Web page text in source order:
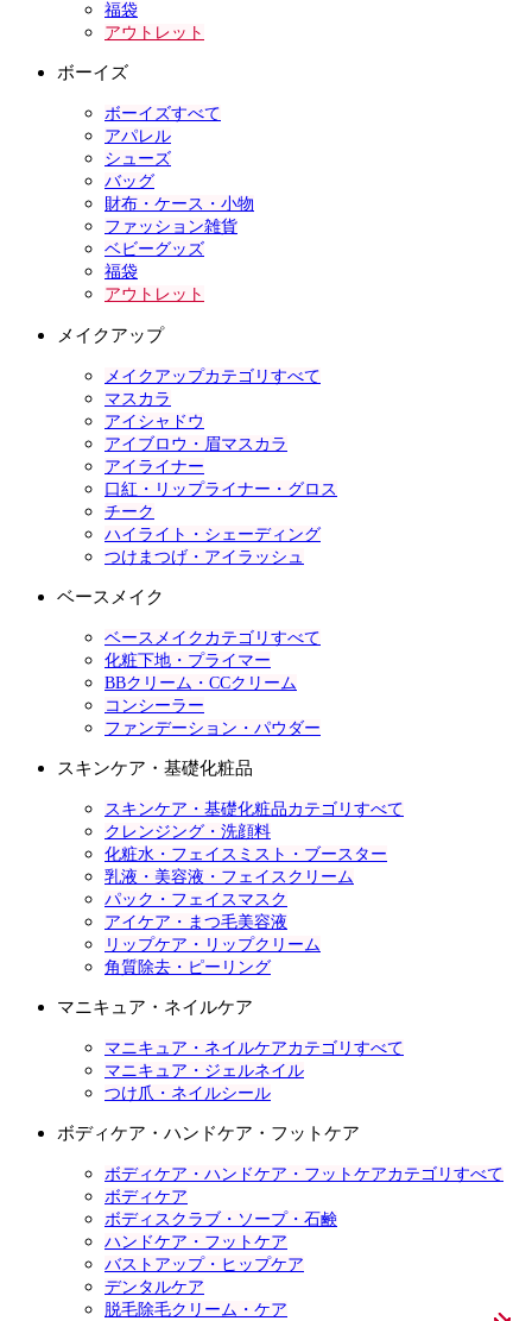
福袋
アウトレット
ボーイズ
ボーイズすべて
アパレル
シューズ
バッグ
財布・ケース・小物
ファッション雑貨
ベビーグッズ
福袋
アウトレット
メイクアップ
メイクアップカテゴリすべて
マスカラ
アイシャドウ
アイブロウ・眉マスカラ
アイライナー
口紅・リップライナー・グロス
チーク
ハイライト・シェーディング
つけまつげ・アイラッシュ
ベースメイク
ベースメイクカテゴリすべて
化粧下地・プライマー
BBクリーム・CCクリーム
コンシーラー
ファンデーション・パウダー
スキンケア・基礎化粧品
スキンケア・基礎化粧品カテゴリすべて
クレンジング・洗顔料
化粧水・フェイスミスト・ブースター
乳液・美容液・フェイスクリーム
パック・フェイスマスク
アイケア・まつ毛美容液
リップケア・リップクリーム
角質除去・ピーリング
マニキュア・ネイルケア
マニキュア・ネイルケアカテゴリすべて
マニキュア・ジェルネイル
つけ爪・ネイルシール
ボディケア・ハンドケア・フットケア
ボディケア・ハンドケア・フットケアカテゴリすべて
ボディケア
ボディスクラブ・ソープ・石鹸
ハンドケア・フットケア
バストアップ・ヒップケア
デンタルケア
脱毛除毛クリーム・ケア